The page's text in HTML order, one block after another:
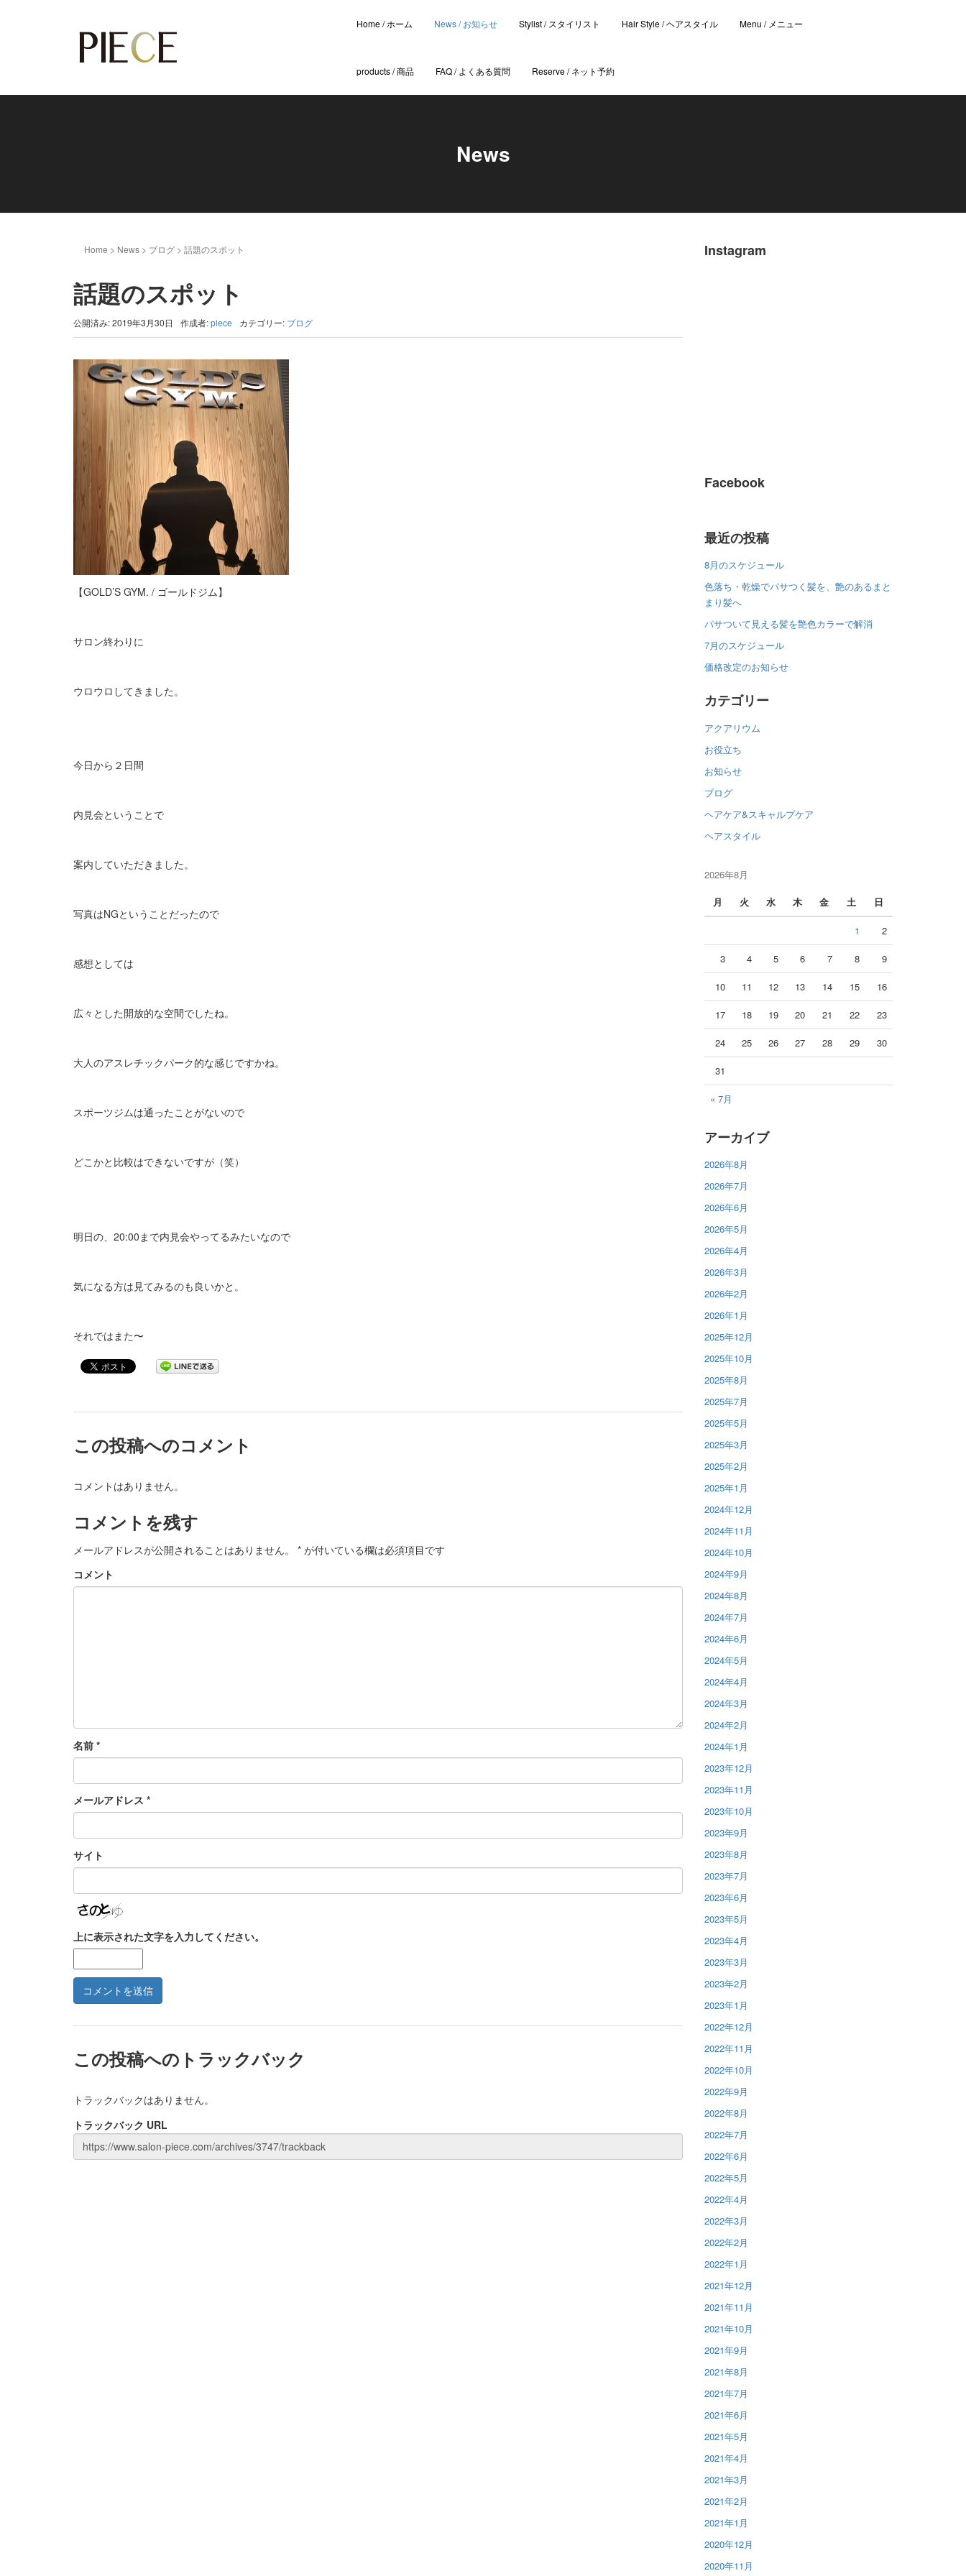
Home / ホーム News / お知らせ Stylist / スタイリスト Hair Style / ヘアスタイル Menu / メニュー
products / 商品 FAQ / よくある質問 Reserve / ネット予約
News
Home > News > ブログ > 話題のスポット
話題のスポット
公開済み: 2019年3月30日 作成者:piece カテゴリー: ブログ
【GOLD’S GYM. / ゴールドジム】
サロン終わりに
ウロウロしてきました。
今日から２日間
内見会ということで
案内していただきました。
写真はNGということだったので
感想としては
広々とした開放的な空間でしたね。
大人のアスレチックパーク的な感じですかね。
スポーツジムは通ったことがないので
どこかと比較はできないですが（笑）
明日の、20:00まで内見会やってるみたいなので
気になる方は見てみるのも良いかと。
それではまた〜
この投稿へのコメント
コメントはありません。
コメントを残す
メールアドレスが公開されることはありません。 * が付いている欄は必須項目です
コメント
名前 *
メールアドレス *
サイト
上に表示された文字を入力してください。
この投稿へのトラックバック
トラックバックはありません。
トラックバック URL
Instagram
Facebook
最近の投稿
8月のスケジュール
色落ち・乾燥でパサつく髪を、艶のあるまと
まり髪へ
パサついて見える髪を艶色カラーで解消
7月のスケジュール
価格改定のお知らせ
カテゴリー
アクアリウム
お役立ち
お知らせ
ブログ
ヘアケア&スキャルプケア
ヘアスタイル
2026年8月
月
火 水 木 金 土 日
« 7月
1 2
3 4 5 6 7 8 9
10 11 12 13 14 15 16
17 18 19 20 21 22 23
24 25 26 27 28 29 30
31
アーカイブ
2026年8月
2026年7月
2026年6月
2026年5月
2026年4月
2026年3月
2026年2月
2026年1月
2025年12月
2025年10月
2025年8月
2025年7月
2025年5月
2025年3月
2025年2月
2025年1月
2024年12月
2024年11月
2024年10月
2024年9月
2024年8月
2024年7月
2024年6月
2024年5月
2024年4月
2024年3月
2024年2月
2024年1月
2023年12月
2023年11月
2023年10月
2023年9月
2023年8月
2023年7月
2023年6月
2023年5月
2023年4月
2023年3月
2023年2月
2023年1月
2022年12月
2022年11月
2022年10月
2022年9月
2022年8月
2022年7月
2022年6月
2022年5月
2022年4月
2022年3月
2022年2月
2022年1月
2021年12月
2021年11月
2021年10月
2021年9月
2021年8月
2021年7月
2021年6月
2021年5月
2021年4月
2021年3月
2021年2月
2021年1月
2020年12月
2020年11月